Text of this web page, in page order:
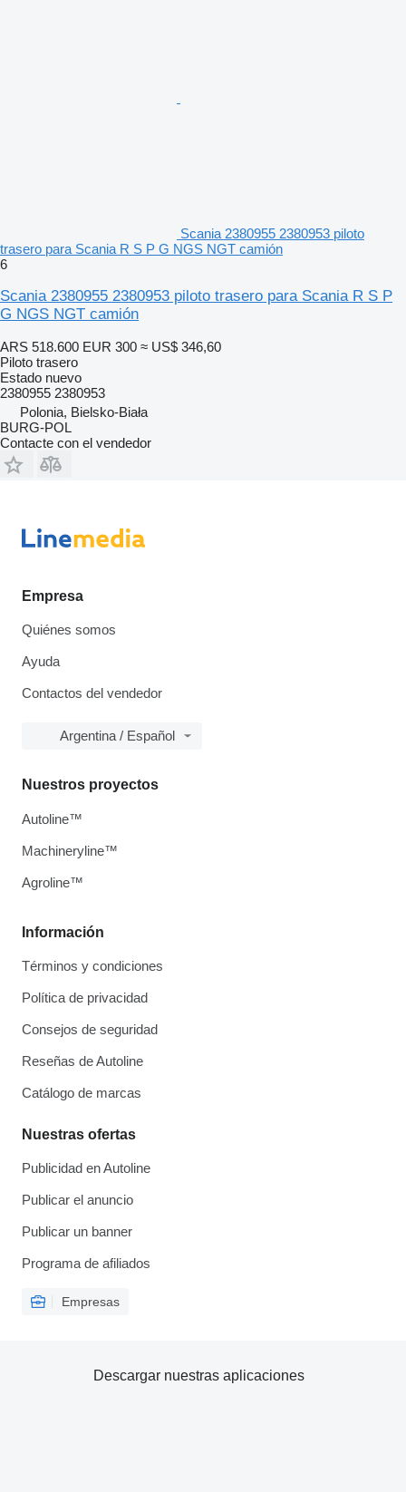
Scania 2380955 2380953 piloto
trasero para Scania R S P G NGS NGT camión
6
Scania 2380955 2380953 piloto trasero para Scania R S P
G NGS NGT camión
ARS 518.600 EUR 300 ≈ US$ 346,60
Piloto trasero
Estado nuevo
2380955 2380953
Polonia, Bielsko-Biała
BURG-POL
Contacte con el vendedor
Empresa
Quiénes somos
Ayuda
Contactos del vendedor
Argentina / Español
Información
Términos y condiciones
Política de privacidad
Consejos de seguridad
Reseñas de Autoline
Catálogo de marcas
Nuestras ofertas
Publicidad en Autoline
Publicar el anuncio
Publicar un banner
Programa de afiliados
Empresas
Nuestros proyectos
Autoline™
Machineryline™
Agroline™
Descargar nuestras aplicaciones